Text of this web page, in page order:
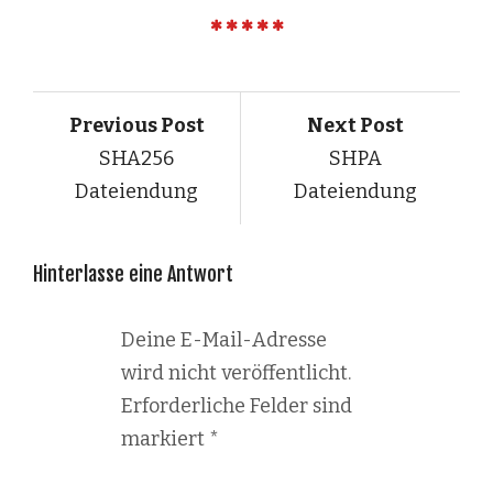
Previous Post
SHA256
Dateiendung
Next Post
SHPA
Dateiendung
Hinterlasse eine Antwort
Deine E-Mail-Adresse
wird nicht veröffentlicht.
Erforderliche Felder sind
markiert *